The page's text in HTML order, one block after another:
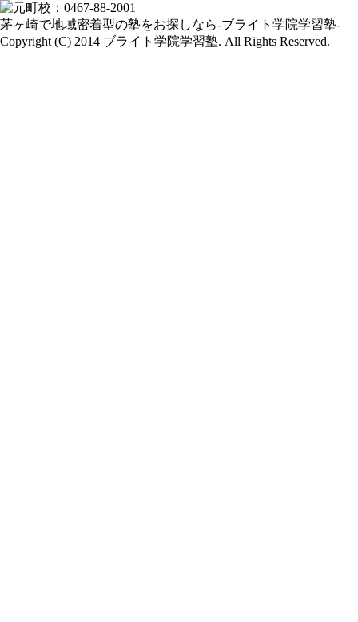
茅ヶ崎で地域密着型の塾をお探しなら-ブライト学院学習塾-
Copyright (C) 2014 ブライト学院学習塾. All Rights Reserved.